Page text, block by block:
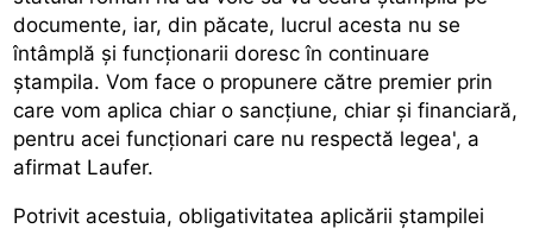
documente, iar, din păcate, lucrul acesta nu se
întâmplă și funcționarii doresc în continuare
ștampila. Vom face o propunere către premier prin
care vom aplica chiar o sancțiune, chiar și financiară,
pentru acei funcționari care nu respectă legea', a
afirmat Laufer.
Potrivit acestuia, obligativitatea aplicării ștampilei